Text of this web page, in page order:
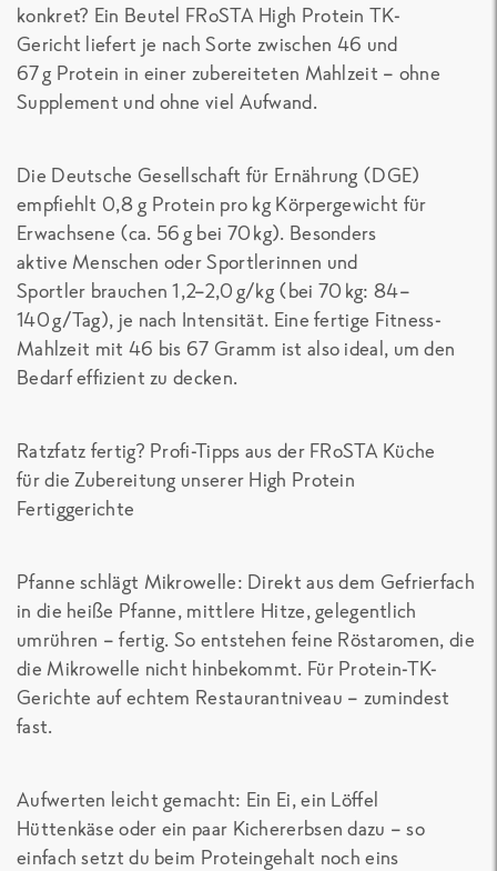
konkret? Ein Beutel FRoSTA High Protein TK-
Gericht liefert je nach Sorte zwischen 46 und
67 g Protein in einer zubereiteten Mahlzeit – ohne
Supplement und ohne viel Aufwand.
Die Deutsche Gesellschaft für Ernährung (DGE)
empfiehlt 0,8 g Protein pro kg Körpergewicht für
Erwachsene (ca. 56 g bei 70 kg). Besonders
aktive Menschen oder Sportlerinnen und
Sportler brauchen1,2–2,0 g/kg (bei 70 kg: 84–
140 g/Tag), je nach Intensität. Einefertige Fitness-
Mahlzeit mit 46 bis 67 Gramm ist also ideal, um den
Bedarf effizient zu decken.
Ratzfatz fertig? Profi-Tipps aus der FRoSTA Küche
für die Zubereitung unserer High Protein
Fertiggerichte
Pfanne schlägt Mikrowelle: Direkt aus dem Gefrierfach
in die heiße Pfanne, mittlere Hitze, gelegentlich
umrühren – fertig. So entstehen feine Röstaromen, die
die Mikrowelle nicht hinbekommt. Für Protein-TK-
Gerichte auf echtem Restaurantniveau – zumindest
fast.
Aufwerten leicht gemacht: Ein Ei, ein Löffel
Hüttenkäse oder ein paar Kichererbsen dazu – so
einfach setzt du beim Proteingehalt noch eins